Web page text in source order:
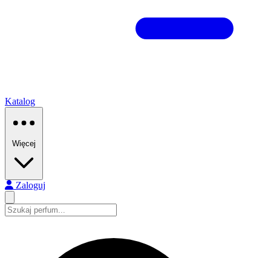
Katalog
Więcej
Zaloguj